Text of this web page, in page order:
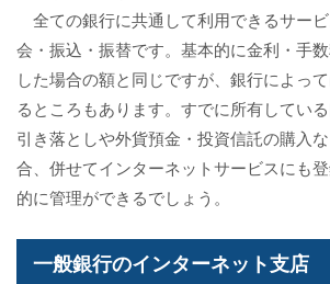
全ての銀行に共通して利用できるサー
会・振込・振替です。基本的に金利・手
した場合の額と同じですが、銀行によっ
るところもあります。すでに所有してい
引き落としや外貨預金・投資信託の購入
合、併せてインターネットサービスにも
的に管理ができるでしょう。
一般銀行のインターネット支店